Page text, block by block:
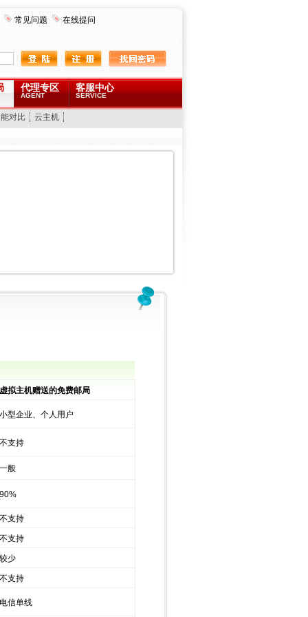
常见问题 在线提问
代理专区
AGENT
客服中心
SERVICE
对比 云主机
虚拟主机赠送的免费邮局
小型企业、个人用户
不支持
一般
90%
不支持
不支持
较少
不支持
电信单线